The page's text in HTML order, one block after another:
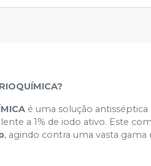
é uma solução
a 1% de iodo ativo. Este
, agindo contra uma vasta